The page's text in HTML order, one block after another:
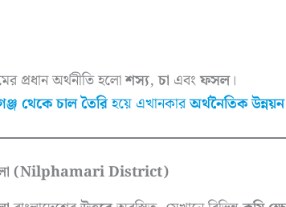
প্রধান অর্থনীতি হলোশস্য,চা এবংফসল।
থেকে চাল তৈরিহয়ে এখানকারঅর্থনৈতিক উন্নয়ন
(Nilphamari District)